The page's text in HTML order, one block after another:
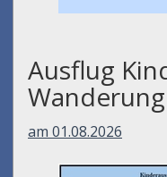
Ausflug
am 01.08.2026